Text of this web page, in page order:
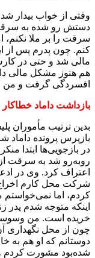
وقتی از خواب بیدار
دستش رو شده به
سرقت را بر ملا نکنم،
کنم. چون پدرم پس از
مالی شد و حتی در
هم هنوز مشکل مالی
افسردگی گرفت و من
بازداشت داماد خطاکار
بدین ترتیب مأموران
بازپرس پرونده داماد
در بازجویی‌ها ابتدا
روبه‌رو شد به سرقت
اعتراف کرد. وی در
شرکت محل کارم
کردم، اما نمی‌خواستم
اینکه متوجه شدم پدر
خریده است. من
چون از محل نگهداری
دوستانم که او هم به
شده‌بود مشورت کردم